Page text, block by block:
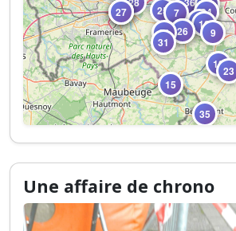
Une affaire de chrono